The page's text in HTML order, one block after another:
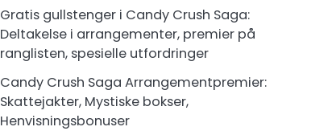
Gratis gullstenger i Candy Crush Saga:
Deltakelse i arrangementer, premier på
ranglisten, spesielle utfordringer
Candy Crush Saga Arrangementpremier:
Skattejakter, Mystiske bokser,
Henvisningsbonuser